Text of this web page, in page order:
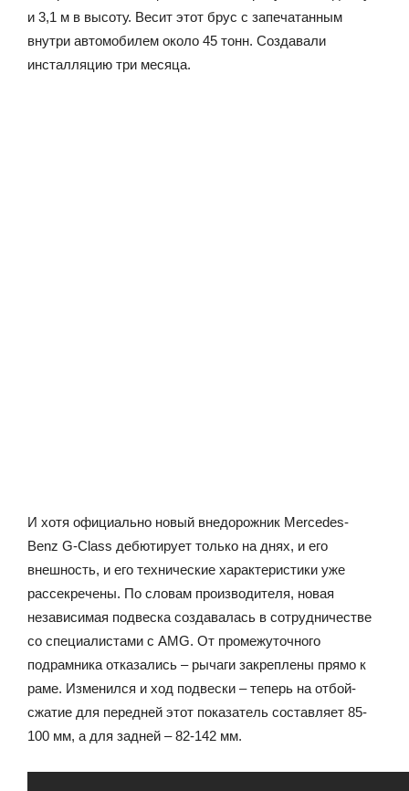
и 3,1 м в высоту. Весит этот брус с запечатанным
внутри автомобилем около 45 тонн. Создавали
инсталляцию три месяца.
И хотя официально новый внедорожник Mercedes-
Benz G-Class дебютирует только на днях, и его
внешность, и его технические характеристики уже
рассекречены. По словам производителя, новая
независимая подвеска создавалась в сотрудничестве
со специалистами с AMG. От промежуточного
подрамника отказались – рычаги закреплены прямо к
раме. Изменился и ход подвески – теперь на отбой-
сжатие для передней этот показатель составляет 85-
100 мм, а для задней – 82-142 мм.